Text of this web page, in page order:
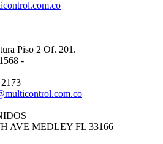
Piso 2 Of. 201.
-
AVE MEDLEY FL 33166